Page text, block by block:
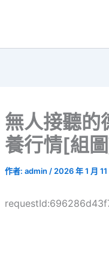
無人接聽的
養行情[組
作者: admin / 2026 年 1 月 11